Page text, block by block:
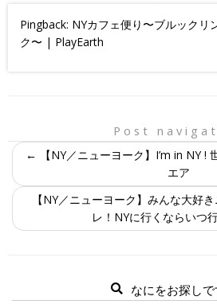
Pingback: NYカフェ便り〜ブルックリ
ク〜 | PlayEarth
Post
← 【NY／ニューヨーク】I’m in NY !
エア
【NY／ニューヨーク】みんな大好
レ！NYに行くならいつ
なにをお探しで